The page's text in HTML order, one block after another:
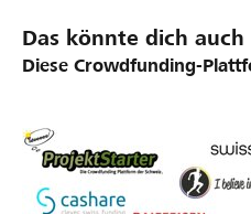
Das könnte dich
Diese Crowdfunding-